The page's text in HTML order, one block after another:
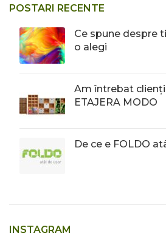
POSTARI RECENTE
Ce spune despre
o alegi
Am întrebat
ETAJERA MODO
De ce e FOLDO
INSTAGRAM